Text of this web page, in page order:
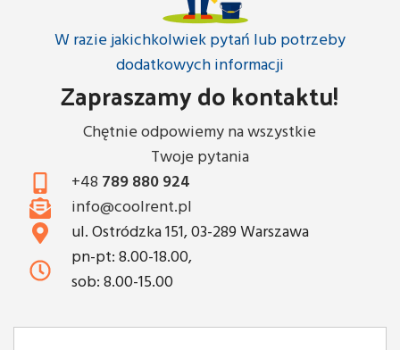
W razie jakichkolwiek pytań lub potrzeby
dodatkowych informacji
Zapraszamy do kontaktu!
Chętnie odpowiemy na wszystkie
Twoje pytania
+48 789 880 924
info@coolrent.pl
ul. Ostródzka 151, 03-289 Warszawa
pn-pt: 8.00-18.00,
sob: 8.00-15.00